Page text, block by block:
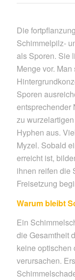
Die
Schimmelpilz-
als Sporen. Sie
Menge vor.
Sporen
entsprechender
zu
Hyphen aus.
Myzel. Sobald
erreicht ist,
ihnen reifen die
Freisetzung
Warum bleibt
Ein
die Gesamtheit
keine optischen
verursachen.